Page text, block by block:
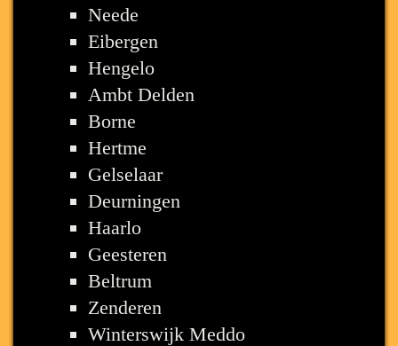
Neede
Eibergen
Hengelo
Ambt Delden
Borne
Hertme
Gelselaar
Deurningen
Haarlo
Geesteren
Beltrum
Zenderen
Winterswijk Meddo